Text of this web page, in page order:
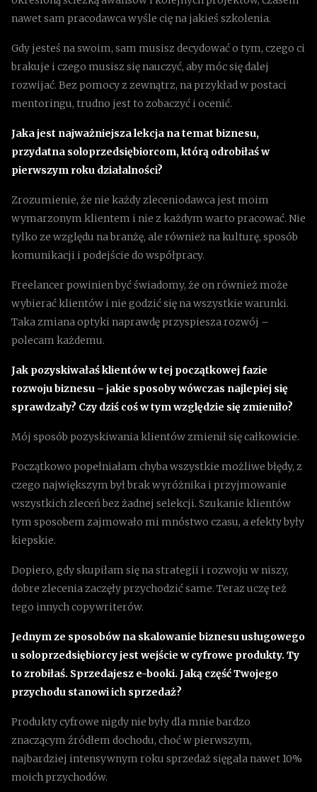
nawet sam pracodawca wyśle cię na jakieś szkolenia.
Gdy jesteś na swoim, sam musisz decydować o tym, czego ci
brakuje i czego musisz się nauczyć, aby móc się dalej
rozwijać. Bez pomocy z zewnątrz, na przykład w postaci
mentoringu, trudno jest to zobaczyć i ocenić.
Jaka jest najważniejsza lekcja na temat biznesu,
przydatna soloprzedsiębiorcom, którą odrobiłaś w
pierwszym roku działalności?
Zrozumienie, że nie każdy zleceniodawca jest moim
wymarzonym klientem i nie z każdym warto pracować. Nie
tylko ze względu na branżę, ale również na kulturę, sposób
komunikacji i podejście do współpracy.
Freelancer powinien być świadomy, że on również może
wybierać klientów i nie godzić się na wszystkie warunki.
Taka zmiana optyki naprawdę przyspiesza rozwój –
polecam każdemu.
Jak pozyskiwałaś klientów w tej początkowej fazie
rozwoju biznesu – jakie sposoby wówczas najlepiej się
sprawdzały? Czy dziś coś w tym względzie się zmieniło?
Mój sposób pozyskiwania klientów zmienił się całkowicie.
Początkowo popełniałam chyba wszystkie możliwe błędy, z
czego największym był brak wyróżnika i przyjmowanie
wszystkich zleceń bez żadnej selekcji. Szukanie klientów
tym sposobem zajmowało mi mnóstwo czasu, a efekty były
kiepskie.
Dopiero, gdy skupiłam się na strategii i rozwoju w niszy,
dobre zlecenia zaczęły przychodzić same. Teraz uczę też
tego innych copywriterów.
Jednym ze sposobów na skalowanie biznesu usługowego
u soloprzedsiębiorcy jest wejście w cyfrowe produkty. Ty
to zrobiłaś. Sprzedajesz e-booki. Jaką część Twojego
przychodu stanowi ich sprzedaż?
Produkty cyfrowe nigdy nie były dla mnie bardzo
znaczącym źródłem dochodu, choć w pierwszym,
najbardziej intensywnym roku sprzedaż sięgała nawet 10%
moich przychodów.